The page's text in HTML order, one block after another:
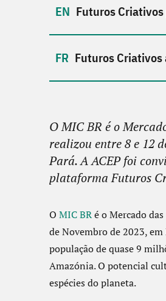
Futuros
Futuros
O MIC BR é o
realizou entre 8 e 12
Pará. A ACEP foi
plataforma Futuros
O MIC BRé o Mercado
de Novembro de 2023,
população de quase 9
Amazónia. O potencial
espécies do planeta.